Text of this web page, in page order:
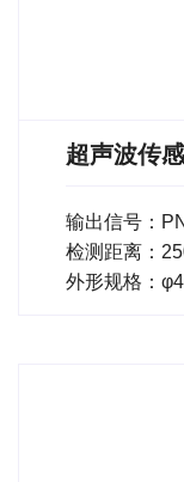
超声波传
输出信号：
检测距离：
外形规格：